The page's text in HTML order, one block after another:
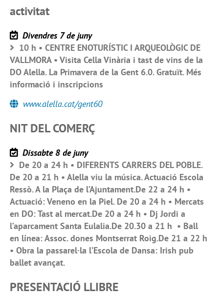
activitat
Divendres 7 de juny
10 h • CENTRE ENOTURÍSTIC I ARQUEOLÒGIC DE
VALLMORA • Visita Cella Vinària i tast de vins de la
DO Alella. La Primavera de la Gent 6.0. Gratuït. Més
informació i inscripcions
www.alella.cat/gent60
NIT DEL COMERÇ
Dissabte 8 de juny
De 20 a 24 h • DIFERENTS CARRERS DEL POBLE.
De 20 a 21 h • Alella viu la música. Actuació Escola
Ressò. A la Plaça de l’Ajuntament.De 22 a 24 h •
Actuació: Veneno en la Piel. De 20 a 24 h • Mercats
en DO: Tast al mercat.De 20 a 24 h • Dj Jordi a
l’aparcament Santa Eulalia.De 20.30 a 21 h • Ball
en línea: Assoc. dones Montserrat Roig.De 21 a 22 h
• Obra la passarel·la l’Escola de Dansa: Irish pub
ballet avançat.
PRESENTACIÓ LLIBRE